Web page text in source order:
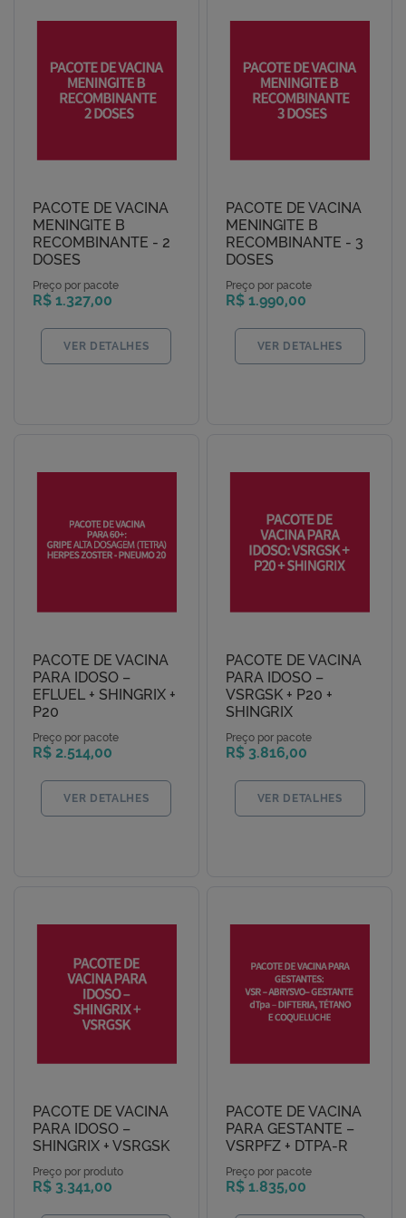
PACOTE DE VACINA
MENINGITE B
RECOMBINANTE - 2
DOSES
Preço por pacote
R$ 1.327,00
VER DETALHES
PACOTE DE VACINA
MENINGITE B
RECOMBINANTE - 3
DOSES
Preço por pacote
R$ 1.990,00
VER DETALHES
PACOTE DE VACINA
PARA IDOSO –
EFLUEL + SHINGRIX +
P20
Preço por pacote
R$ 2.514,00
VER DETALHES
PACOTE DE VACINA
PARA IDOSO –
VSRGSK + P20 +
SHINGRIX
Preço por pacote
R$ 3.816,00
VER DETALHES
PACOTE DE VACINA
PARA IDOSO –
SHINGRIX + VSRGSK
Preço por produto
R$ 3.341,00
PACOTE DE VACINA
PARA GESTANTE –
VSRPFZ + DTPA-R
Preço por pacote
R$ 1.835,00